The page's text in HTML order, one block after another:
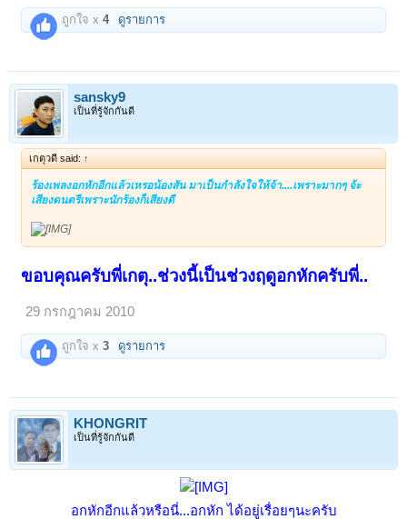
ถูกใจ x4 ดูรายการ
sansky9
เป็นที่รู้จักกันดี
เกตุวดี said: ↑
ร้องเพลงอกหักอีกแล้วเหรอน้องสัน มาเป็นกำลังใจให้จ้า....เพราะมากๆ จ้ะ
เสียงดนตรีเพราะนักร้องก็เสียงดี
ขอบคุณครับพี่เกตุ..ช่วงนี้เป็นช่วงฤดูอกหักครับพี่..
29 กรกฎาคม 2010
ถูกใจ x3 ดูรายการ
KHONGRIT
เป็นที่รู้จักกันดี
อกหักอีกแล้วหรือนี่...อกหัก ได้อยู่เรื่อยๆนะครับ